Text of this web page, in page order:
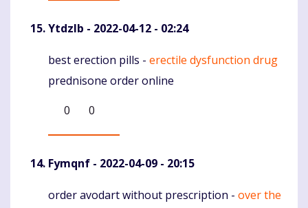
Ytdzlb - 2022-04-12 - 02:24
Komentaras
best erection pills - erectile dysfunction drug
prednisone order online
0
0
Fymqnf - 2022-04-09 - 20:15
Komentaras
order avodart without prescription - over the